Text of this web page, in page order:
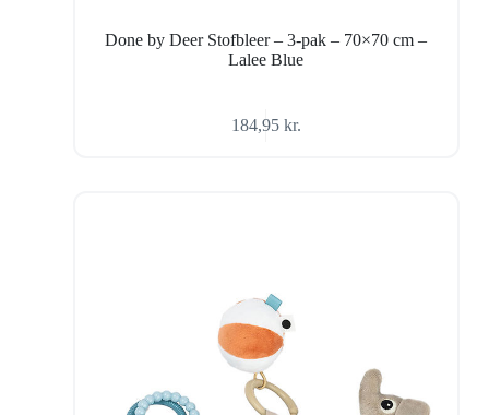
Done by Deer Stofbleer – 3-pak – 70×70 cm –
Lalee Blue
184,95 kr.